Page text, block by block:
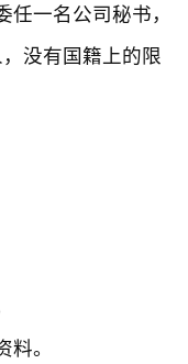
一名公司秘书，
没有国籍上的限
。